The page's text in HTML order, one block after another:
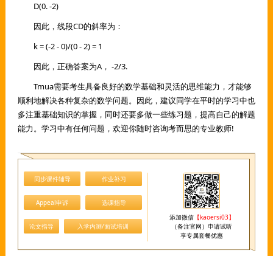
D(0. -2)
因此，线段CD的斜率为：
k = (-2 - 0)/(0 - 2) = 1
因此，正确答案为A， -2/3.
Tmua需要考生具备良好的数学基础和灵活的思维能力，才能够
顺利地解决各种复杂的数学问题。因此，建议同学在平时的学习中也
多注重基础知识的掌握，同时还要多做一些练习题，提高自己的解题
能力。学习中有任何问题，欢迎你随时咨询考而思的专业教师!
同步课件辅导 作业补习
Appeal申诉 选课指导
论文指导 入学内测/面试培训
添加微信【kaoersi03】
（备注官网）申请试听
享专属套餐优惠